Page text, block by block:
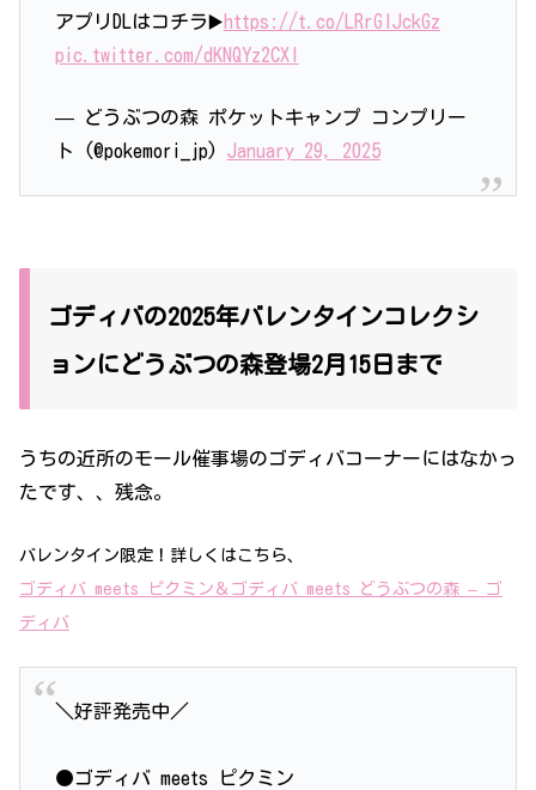
アプリDLはコチラ▶️https://t.co/LRrGIJckGz
pic.twitter.com/dKNQYz2CXl
— どうぶつの森 ポケットキャンプ コンプリー
ト (@pokemori_jp) January 29, 2025
ゴディバの2025年バレンタインコレクシ
ョンにどうぶつの森登場2月15日まで
うちの近所のモール催事場のゴディバコーナーにはなかっ
たです、、残念。
バレンタイン限定！詳しくはこちら、
ゴディバ meets ピクミン＆ゴディバ meets どうぶつの森 – ゴ
ディバ
＼好評発売中／
●ゴディバ meets ピクミン